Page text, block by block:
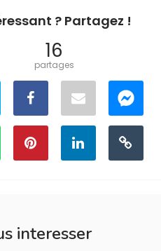
? Partagez !
16
partages
interesser